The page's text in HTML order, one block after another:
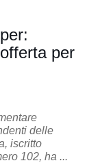
per
delle
iscritto
102, ha ...